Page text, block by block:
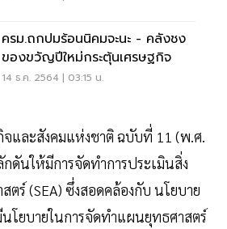
ครม.ถกปมร้อนนิคมจะนะ - คลังชง
ของขวัญปีใหม่กระตุ้นเศรษฐกิจ
14 ธ.ค. 2564 | 03:15 น.
และสังคมแห่งชาติ ฉบับที่ 11 (พ.ศ.
ดันให้มีการจัดทำการประเมินสิ่ง
ตร์ (SEA) ซึ่งสอดคล้องกับ นโยบาย
โยบายในการจัดทำแผนยุทธศาสตร์